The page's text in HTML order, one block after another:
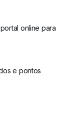
online para
e pontos